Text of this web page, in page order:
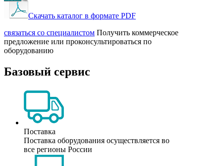
Скачать каталог в формате PDF
cвязаться со специалистом Получить коммерческое
предложение или проконсультироваться по
оборудованию
Базовый сервис
Поставка
Поставка оборудования осуществляется во
все регионы России